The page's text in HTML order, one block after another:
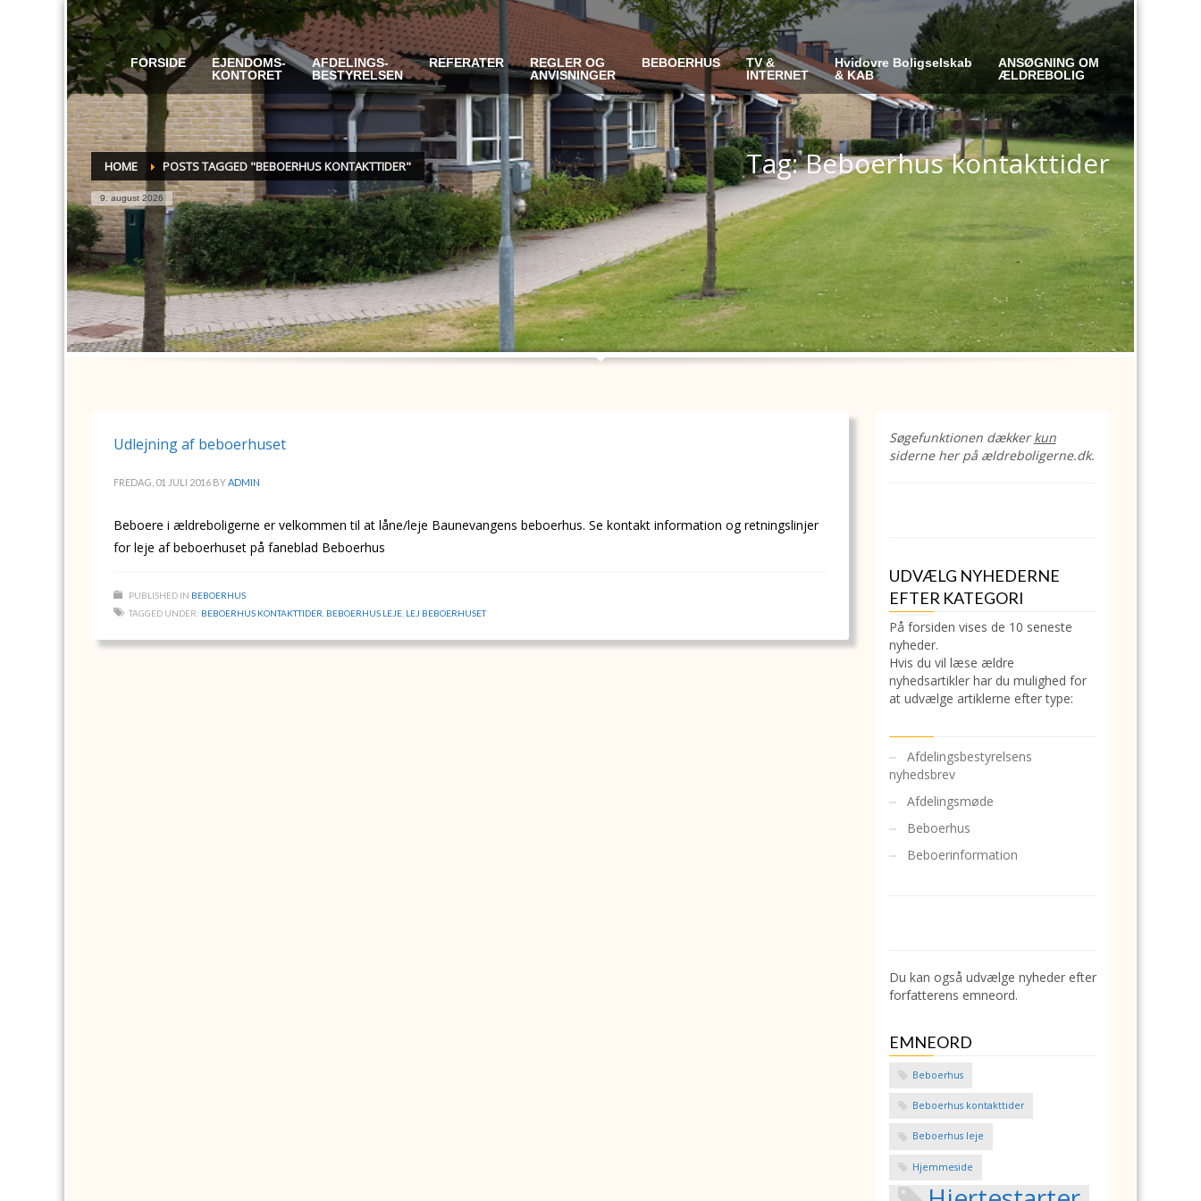
FORSIDE
EJENDOMS-
KONTORET
AFDELINGS-
BESTYRELSEN
REFERATER
REGLER OG
ANVISNINGER
BEBOERHUS
TV &
INTERNET
Hvidovre Boligselskab
& KAB
ANSØGNING OM
ÆLDREBOLIG
HOME POSTS TAGGED "BEBOERHUS KONTAKTTIDER"
9. august 2026
Tag: Beboerhus kontakttider
Udlejning af beboerhuset
FREDAG, 01 JULI 2016 BYADMIN
Beboere i ældreboligerne er velkommen til at låne/leje Baunevangens beboerhus. Se kontakt information og retningslinjer
for leje af beboerhuset på faneblad Beboerhus
PUBLISHED IN BEBOERHUS
TAGGED UNDER: BEBOERHUS KONTAKTTIDER BEBOERHUS LEJE LEJ BEBOERHUSET
Søgefunktionen dækkerkun
siderne her på ældreboligerne.dk.
UDVÆLG NYHEDERNE
EFTER KATEGORI
På forsiden vises de 10 seneste
nyheder.
Hvis du vil læse ældre
nyhedsartikler har du mulighed for
at udvælge artiklerne efter type:
Afdelingsbestyrelsens
nyhedsbrev
Afdelingsmøde
Beboerhus
Beboerinformation
Du kan også udvælge nyheder efter
forfatterens emneord.
EMNEORD
Beboerhus
Beboerhus kontakttider
Beboerhus leje
Hjemmeside